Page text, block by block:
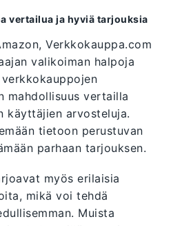
vertailua ja hyviä tarjouksia
Verkkokauppa.com
valikoiman halpoja
mahdollisuus vertailla
käyttäjien arvosteluja.
tietoon perustuvan
parhaan tarjouksen.
myös erilaisia
mikä voi tehdä
Muista